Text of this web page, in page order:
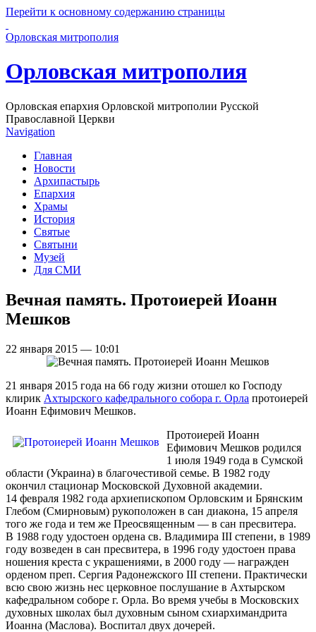
Перейти к основному содержанию страницы
Орловская митрополия
Орловская митрополия
Орловская епархия Орловской митрополии Русской
Православной Церкви
Navigation
Главная
Новости
Архипастырь
Епархия
Храмы
История
Святые
Святыни
Музей
Для СМИ
Вечная память. Протоиерей Иоанн
Мешков
22 января 2015 — 10:01
21 января 2015 года на 66 году жизни отошел ко Господу
клирик Ахтырского кафедрального собора г. Орла протоиерей
Иоанн Ефимович Мешков.
Протоиерей Иоанн
Ефимович Мешков родился
1 июля 1949 года в Сумской
области (Украина) в благочестивой семье. В 1982 году
окончил стационар Московской Духовной академии.
14 февраля 1982 года архиепископом Орловским и Брянским
Глебом (Смирновым) рукоположен в сан диакона, 15 апреля
того же года и тем же Преосвященным — в сан пресвитера.
В 1988 году удостоен ордена св. Владимира III степени, в 1989
году возведен в сан пресвитера, в 1996 году удостоен права
ношения креста с украшениями, в 2000 году — награжден
орденом преп. Сергия Радонежского III степени. Практически
всю свою жизнь нес церковное послушание в Ахтырском
кафедральном соборе г. Орла. Во время учебы в Московских
духовных школах был духовным сыном схиархимандрита
Иоанна (Маслова). Воспитал двух дочерей.